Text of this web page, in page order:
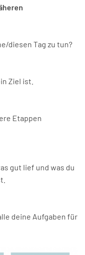
diesen Tag zu tun?
Ziel ist.
Etappen
gut lief und was du
deine Aufgaben für